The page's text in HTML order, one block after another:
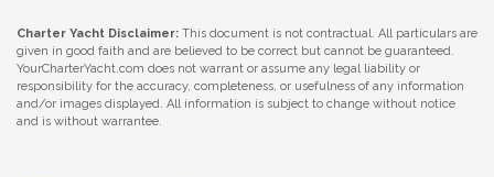
Charter Yacht Disclaimer: This document is not contractual. All particulars are
given in good faith and are believed to be correct but cannot be guaranteed.
YourCharterYacht.com does not warrant or assume any legal liability or
responsibility for the accuracy, completeness, or usefulness of any information
and/or images displayed. All information is subject to change without notice
and is without warrantee.